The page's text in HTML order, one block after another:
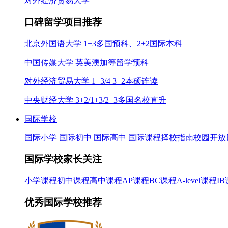
口碑留学项目推荐
北京外国语大学 1+3多国预科、2+2国际本科
中国传媒大学 英美澳加等留学预科
对外经济贸易大学 1+3/4 3+2本硕连读
中央财经大学 3+2/1+3/2+3多国名校直升
国际学校
国际小学 国际初中 国际高中 国际课程择校指南校园开放
国际学校家长关注
小学课程初中课程高中课程AP课程BC课程A-level课程IB
优秀国际学校推荐